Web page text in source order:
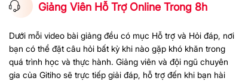
Giảng Viên Hỗ Trợ Online Trong 8h
Dưới mỗi video bài giảng đều có mục Hỗ trợ và Hỏi đáp, nơi
bạn có thể đặt câu hỏi bất kỳ khi nào gặp khó khăn trong
quá trình học và thực hành. Giảng viên và đội ngũ chuyên
gia của Gitiho sẽ trực tiếp giải đáp, hỗ trợ đến khi bạn hài